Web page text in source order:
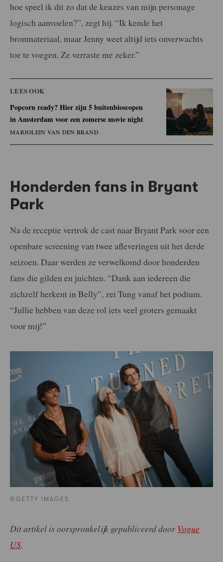
hoe speel ik dit zo dat de keuzes van mijn personage
logisch aanvoelen?”, zegt hij. “Ik kende het
bronmateriaal, maar Jenny weet altijd iets onverwachts
toe te voegen. Ze verraste me zeker.”
LEES OOK
Popcorn ready? Hier zijn 5 buitenbioscopen
in Amsterdam voor een zomerse movie night
MARJOLEIN VAN DEN BRAND
Honderden fans in Bryant
Park
Na de receptie vertrok de cast naar Bryant Park voor een
openbare screening van twee afleveringen uit het derde
seizoen. Daar werden ze verwelkomd door honderden
fans die gilden en juichten. “Dank aan iedereen die
zichzelf herkent in Belly”, zei Tung vanaf het podium.
“Jullie hebben van deze rol iets veel groters gemaakt
voor mij!”
©GETTY IMAGES
Dit artikel is oorspronkelijk gepubliceerd door Vogue
US.